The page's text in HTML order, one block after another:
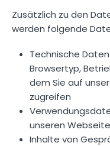
Zusätzlich zu den
werden folgende
Technische
Browsertyp,
dem Sie auf
zugreifen
unseren
Inhalte von